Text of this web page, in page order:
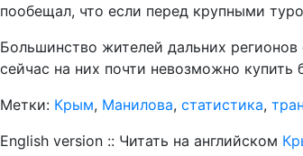
пообещал, что если перед крупными
Большинство жителей дальних
сейчас на них почти невозможно
Метки: Крым, Манилова, статистика,
English version :: Читать на английском